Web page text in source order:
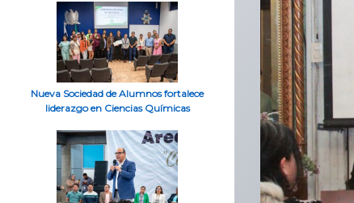
Nueva Sociedad de Alumnos fortalece
liderazgo en Ciencias Químicas